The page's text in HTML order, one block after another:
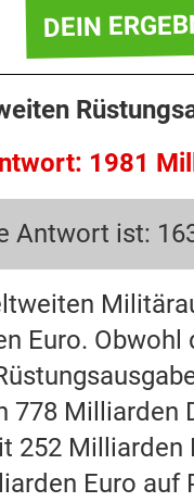
DEIN
1981
Antwort ist:
Euro.
778 Milliarden
252
Euro